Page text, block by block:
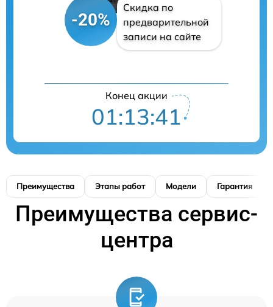
-20%
Скидка по
предварительной
записи на сайте
Конец акции
01:13:40
Преимущества Этапы работ Модели Гарантия
Преимущества сервис-
центра